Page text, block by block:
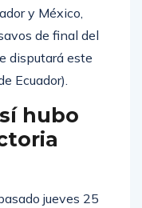
y México,
de final del
disputará este
Ecuador).
hubo
jueves 25